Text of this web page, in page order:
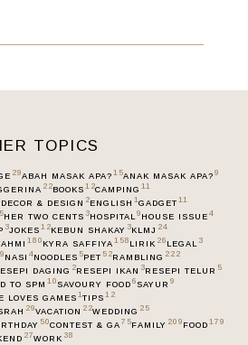
TOPICS
29ABAH MASAK APA? 15ANAK MASAK APA? 9
22BOOKS 12CAMPING 11
DECOR & DESIGN 2ENGLISH 1GADGET 11
HER TWO CENTS 3HOSPITAL9 HOUSE ISSUE 4
3JOKES 12KEBUN SHAKAY 3KLMJ 24
180 KYRA SAFFIYA 158 LIRIK 26 LEGAL3
NASI 4NOODLES 5PET 52RAMBLING 222
DAGING 2RESEPI IKAN 3RESEPI TELUR 5
TO SPM 10 SAVOURY FOOD 6 SAYUR 9
LOVES GAMES 1TIPS 12
29VACATION 22WEDDING 25
50CONTEST & GA 75FAMILY 209 FOOD 179
27WORK 38